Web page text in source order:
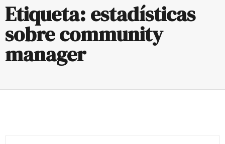
Etiqueta: estadísticas
sobre community
manager